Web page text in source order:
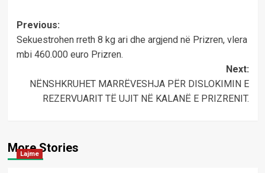
Post
navigation
Previous:
Sekuestrohen rreth 8 kg ari dhe argjend në Prizren, vlera
mbi 460.000 euro Prizren.
Next:
NËNSHKRUHET MARRËVESHJA PËR DISLOKIMIN E
REZERVUARIT TË UJIT NË KALANË E PRIZRENIT.
More Stories
Lajme